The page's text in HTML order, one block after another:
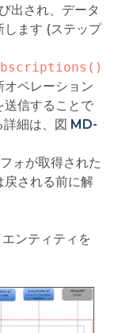
出され、データ
します (ステップ
オペレーション
送信することで
細は、図 MD-
ォが取得された
戻される前に解
ンティティを